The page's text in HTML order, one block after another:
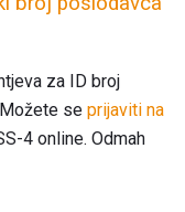
za ID broj
se prijaviti na
4 online. Odmah